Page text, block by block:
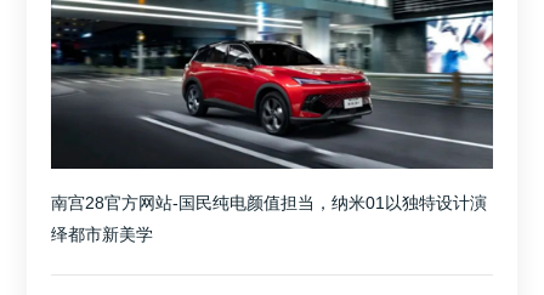
南宫28官方网站-国民纯电颜值担当，纳米01以独特设计演
绎都市新美学